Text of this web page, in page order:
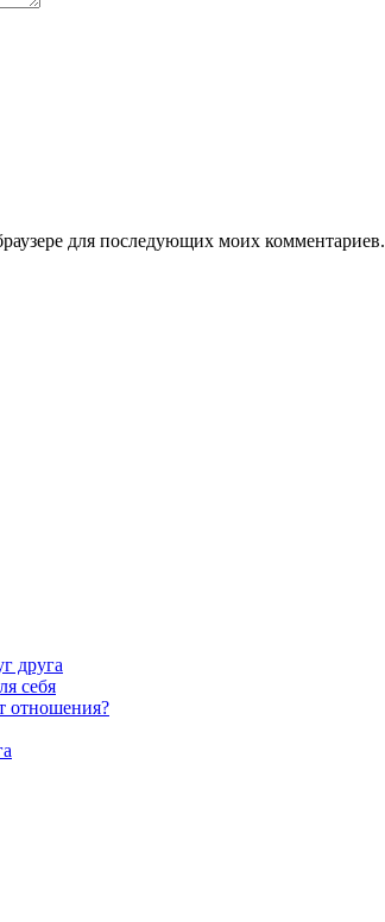
для последующих моих комментариев.
друга
себя
отношения?